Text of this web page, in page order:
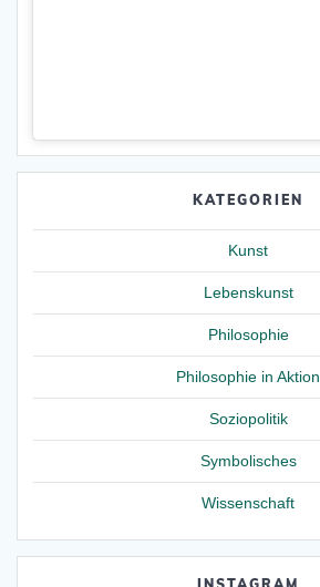
KATEGORIEN
Kunst
Lebenskunst
Philosophie
Philosophie in Aktion
Soziopolitik
Symbolisches
Wissenschaft